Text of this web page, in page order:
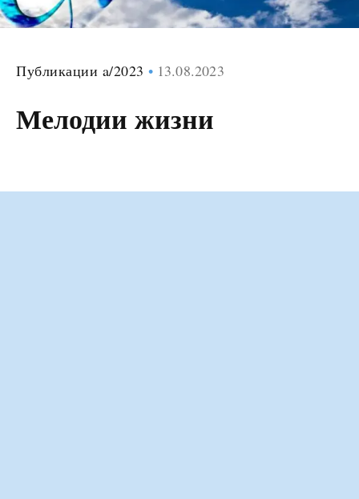
Публикации a/2023 13.08.2023
Мелодии жизни